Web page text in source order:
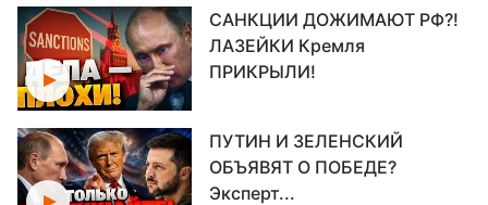
САНКЦИИ ДОЖИМАЮТ РФ?!
ЛАЗЕЙКИ Кремля
ПРИКРЫЛИ!
ПУТИН И ЗЕЛЕНСКИЙ
ОБЪЯВЯТ О ПОБЕДЕ?
Эксперт...